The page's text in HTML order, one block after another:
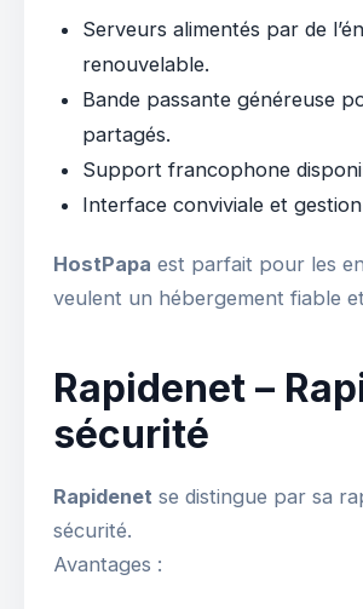
Serveurs alimentés par de
renouvelable.
Bande passante généreuse
partagés.
Support francophone
Interface conviviale et
HostPapa est parfait pour les
veulent un hébergement fiable
Rapidenet –
sécurité
Rapidenet se distingue par sa
sécurité.
Avantages :